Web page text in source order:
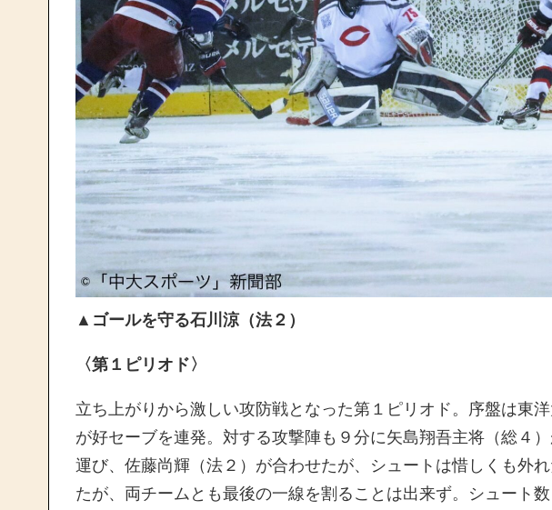
▲ ゴールを守る石川涼（法２）
〈第１ピリオド〉
立ち上がりから激しい攻防戦となった第１ピリオド。序盤は東
が好セーブを連発。対する攻撃陣も９分に矢島翔吾主将（総４
運び、佐藤尚輝（法２）が合わせたが、シュートは惜しくも外
たが、両チームとも最後の一線を割ることは出来ず。シュート